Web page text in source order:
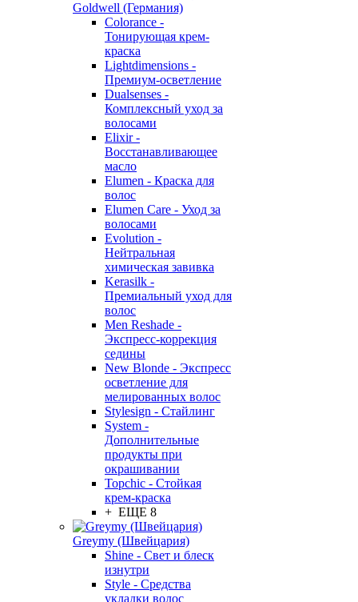
Goldwell (Германия)
Colorance -
Тонирующая крем-
краска
Lightdimensions -
Премиум-осветление
Dualsenses -
Комплексный уход за
волосами
Elixir -
Восстанавливающее
масло
Elumen - Краска для
волос
Elumen Care - Уход за
волосами
Evolution -
Нейтральная
химическая завивка
Kerasilk -
Премиальный уход для
волос
Men Reshade -
Экспресс-коррекция
седины
New Blonde - Экспресс
осветление для
мелированных волос
Stylesign - Стайлинг
System -
Дополнительные
продукты при
окрашивании
Topchic - Стойкая
крем-краска
+ ЕЩЕ 8
Greymy (Швейцария)
Shine - Свет и блеск
изнутри
Style - Средства
укладки волос